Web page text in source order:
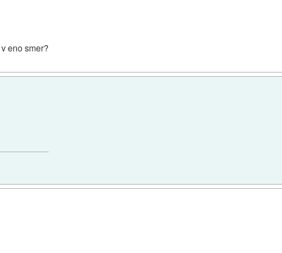
eno smer?